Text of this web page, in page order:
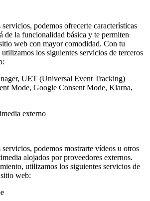
servicios, podemos ofrecerte características
de la funcionalidad básica y te permiten
web con mayor comodidad. Con tu
los siguientes servicios de terceros
UET (Universal Event Tracking)
Mode, Google Consent Mode, Klarna,
externo
servicios, podemos mostrarte vídeos u otros
alojados por proveedores externos.
utilizamos los siguientes servicios de
web: